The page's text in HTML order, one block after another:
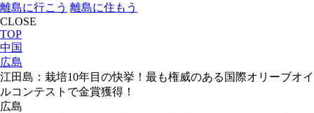
離島に行こう 離島に住もう
CLOSE
TOP
中国
広島
江田島：栽培10年目の快挙！最も権威のある国際オリーブオイ
ルコンテストで金賞獲得！
広島